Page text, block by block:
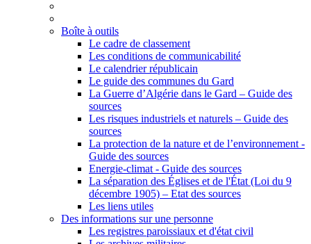
Boîte à outils
Le cadre de classement
Les conditions de communicabilité
Le calendrier républicain
Le guide des communes du Gard
La Guerre d’Algérie dans le Gard – Guide des
sources
Les risques industriels et naturels – Guide des
sources
La protection de la nature et de l’environnement -
Guide des sources
Energie-climat - Guide des sources
La séparation des Églises et de l'État (Loi du 9
décembre 1905) – Etat des sources
Les liens utiles
Des informations sur une personne
Les registres paroissiaux et d'état civil